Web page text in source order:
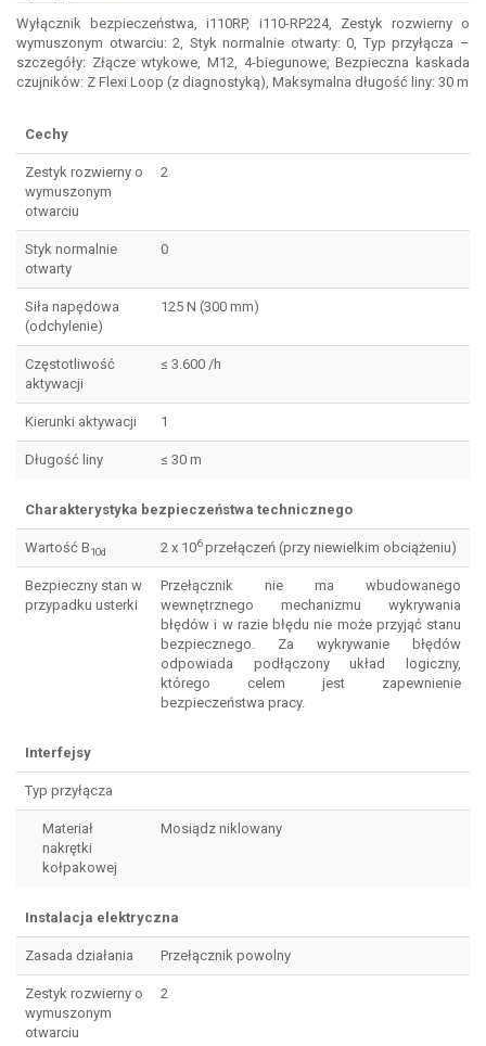
Wyłącznik bezpieczeństwa, i110RP, i110-RP224, Zestyk rozwierny o
wymuszonym otwarciu: 2, Styk normalnie otwarty: 0, Typ przyłącza –
szczegóły: Złącze wtykowe, M12, 4-biegunowe, Bezpieczna kaskada
czujników: Z Flexi Loop (z diagnostyką), Maksymalna długość liny: 30 m
Cechy
Zestyk rozwierny o
wymuszonym
otwarciu
2
Styk normalnie
otwarty
0
Siła napędowa
(odchylenie)
125 N (300 mm)
Częstotliwość
aktywacji
≤ 3.600 /h
Kierunki aktywacji 1
Długość liny ≤ 30 m
Charakterystyka bezpieczeństwa technicznego
Wartość B10d 2 x 106przełączeń (przy niewielkim obciążeniu)
Bezpieczny stan w
przypadku usterki
Przełącznik nie ma wbudowanego
wewnętrznego mechanizmu wykrywania
błędów i w razie błędu nie może przyjąć stanu
bezpiecznego. Za wykrywanie błędów
odpowiada podłączony układ logiczny,
którego celem jest zapewnienie
bezpieczeństwa pracy.
Interfejsy
Typ przyłącza
Materiał
nakrętki
kołpakowej
Mosiądz niklowany
Instalacja elektryczna
Zasada działania Przełącznik powolny
Zestyk rozwierny o
wymuszonym
otwarciu
2